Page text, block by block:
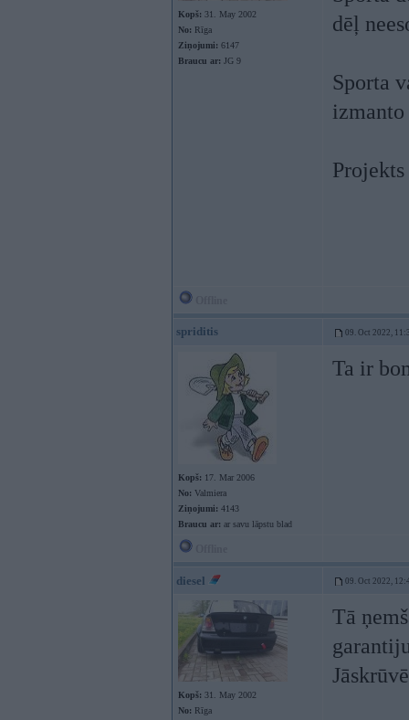
Kopš: 31. May 2002
No: Rīga
Ziņojumi: 6147
Braucu ar: JG 9
dēļ
Sporta
spriditis 09. Oct 2022,
Kopš: 17. Mar 2006
No: Valmiera
Ziņojumi: 4143
Braucu ar: ar savu lāpstu blad
Ta ir
diesel 09. Oct 2022,
Kopš: 31. May 2002
No: Rīga
Tā